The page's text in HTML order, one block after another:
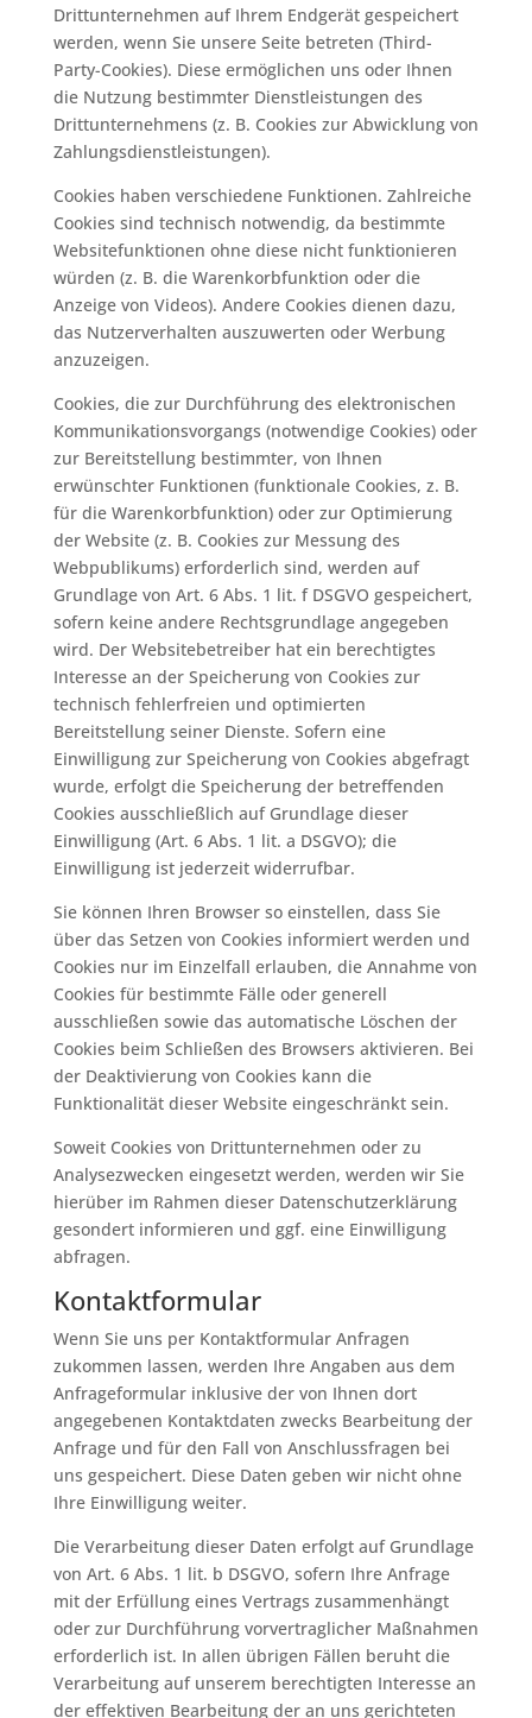
Drittunternehmen auf Ihrem Endgerät gespeichert
werden, wenn Sie unsere Seite betreten (Third-
Party-Cookies). Diese ermöglichen uns oder Ihnen
die Nutzung bestimmter Dienstleistungen des
Drittunternehmens (z. B. Cookies zur Abwicklung von
Zahlungsdienstleistungen).
Cookies haben verschiedene Funktionen. Zahlreiche
Cookies sind technisch notwendig, da bestimmte
Websitefunktionen ohne diese nicht funktionieren
würden (z. B. die Warenkorbfunktion oder die
Anzeige von Videos). Andere Cookies dienen dazu,
das Nutzerverhalten auszuwerten oder Werbung
anzuzeigen.
Cookies, die zur Durchführung des elektronischen
Kommunikationsvorgangs (notwendige Cookies) oder
zur Bereitstellung bestimmter, von Ihnen
erwünschter Funktionen (funktionale Cookies, z. B.
für die Warenkorbfunktion) oder zur Optimierung
der Website (z. B. Cookies zur Messung des
Webpublikums) erforderlich sind, werden auf
Grundlage von Art. 6 Abs. 1 lit. f DSGVO gespeichert,
sofern keine andere Rechtsgrundlage angegeben
wird. Der Websitebetreiber hat ein berechtigtes
Interesse an der Speicherung von Cookies zur
technisch fehlerfreien und optimierten
Bereitstellung seiner Dienste. Sofern eine
Einwilligung zur Speicherung von Cookies abgefragt
wurde, erfolgt die Speicherung der betreffenden
Cookies ausschließlich auf Grundlage dieser
Einwilligung (Art. 6 Abs. 1 lit. a DSGVO); die
Einwilligung ist jederzeit widerrufbar.
Sie können Ihren Browser so einstellen, dass Sie
über das Setzen von Cookies informiert werden und
Cookies nur im Einzelfall erlauben, die Annahme von
Cookies für bestimmte Fälle oder generell
ausschließen sowie das automatische Löschen der
Cookies beim Schließen des Browsers aktivieren. Bei
der Deaktivierung von Cookies kann die
Funktionalität dieser Website eingeschränkt sein.
Soweit Cookies von Drittunternehmen oder zu
Analysezwecken eingesetzt werden, werden wir Sie
hierüber im Rahmen dieser Datenschutzerklärung
gesondert informieren und ggf. eine Einwilligung
abfragen.
Kontaktformular
Wenn Sie uns per Kontaktformular Anfragen
zukommen lassen, werden Ihre Angaben aus dem
Anfrageformular inklusive der von Ihnen dort
angegebenen Kontaktdaten zwecks Bearbeitung der
Anfrage und für den Fall von Anschlussfragen bei
uns gespeichert. Diese Daten geben wir nicht ohne
Ihre Einwilligung weiter.
Die Verarbeitung dieser Daten erfolgt auf Grundlage
von Art. 6 Abs. 1 lit. b DSGVO, sofern Ihre Anfrage
mit der Erfüllung eines Vertrags zusammenhängt
oder zur Durchführung vorvertraglicher Maßnahmen
erforderlich ist. In allen übrigen Fällen beruht die
Verarbeitung auf unserem berechtigten Interesse an
der effektiven Bearbeitung der an uns gerichteten